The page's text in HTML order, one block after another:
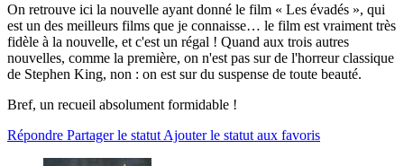
On retrouve ici la nouvelle ayant donné le film « Les évadés », qui
est un des meilleurs films que je connaisse… le film est vraiment très
fidèle à la nouvelle, et c'est un régal ! Quand aux trois autres
nouvelles, comme la première, on n'est pas sur de l'horreur classique
de Stephen King, non : on est sur du suspense de toute beauté.
Bref, un recueil absolument formidable !
Répondre Partager le statut Ajouter le statut aux favoris